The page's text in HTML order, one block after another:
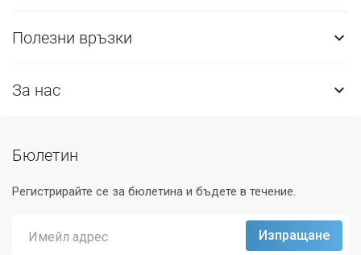
Полезни връзки 
За нас 
Бюлетин
Регистрирайте се за бюлетина и бъдете в течение.